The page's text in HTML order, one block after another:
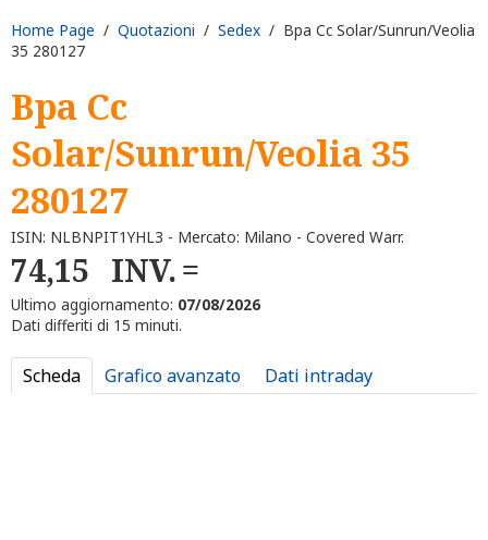
Home Page / Quotazioni / Sedex / Bpa Cc Solar/Sunrun/Veolia
35 280127
Bpa Cc
Solar/Sunrun/Veolia 35
280127
ISIN: NLBNPIT1YHL3 - Mercato: Milano - Covered Warr.
74,15 INV.
Ultimo aggiornamento: 07/08/2026
Dati differiti di 15 minuti.
Scheda Grafico avanzato Dati intraday